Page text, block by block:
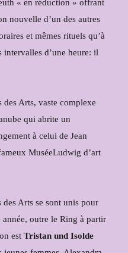
« en réduction » offrant
nouvelle d’un des autres
et mêmes rituels qu’à
intervalles d’une heure: il
Arts, vaste complexe
qui abrite un
à celui de Jean
MuséeLudwig d’art
des Arts se sont unis pour
année, outre le Ring à partir
estTristan und Isolde